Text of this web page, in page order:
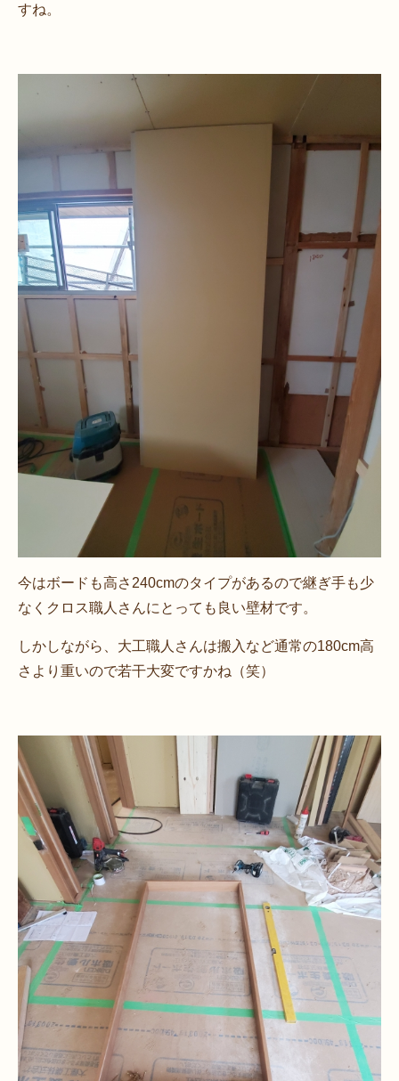
すね。
今はボードも高さ240cmのタイプがあるので継ぎ手も少
なくクロス職人さんにとっても良い壁材です。
しかしながら、大工職人さんは搬入など通常の180cm高
さより重いので若干大変ですかね（笑）